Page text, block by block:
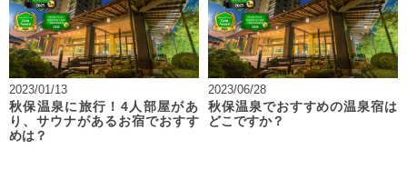
2023/01/13
秋保温泉に旅行！4人部屋があ
り、サウナがあるお宿でおすす
めは？
2023/06/28
秋保温泉でおすすめの温泉宿は
どこですか？